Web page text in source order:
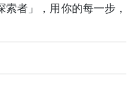
者」，用你的每一步，